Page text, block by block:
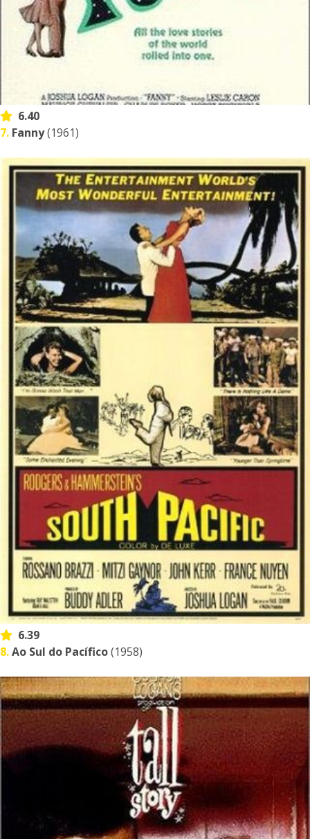
6.40
7. Fanny(1961)
6.39
8.Ao Sul do Pacífico(1958)